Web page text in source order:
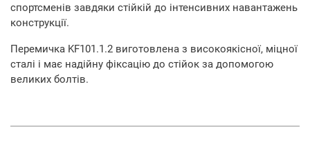
спортсменів завдяки стійкій до інтенсивних навантажень
конструкції.
Перемичка KF101.1.2 виготовлена з високоякісної, міцної
сталі і має надійну фіксацію до стійок за допомогою
великих болтів.